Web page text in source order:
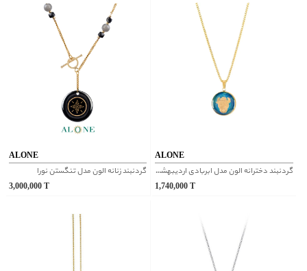
ALONE
گردنبند زنانه الون مدل تنگستن نورا
3,000,000
ALONE
گردنبند دخترانه الون مدل ابربادی اردیبهشت
1,740,000